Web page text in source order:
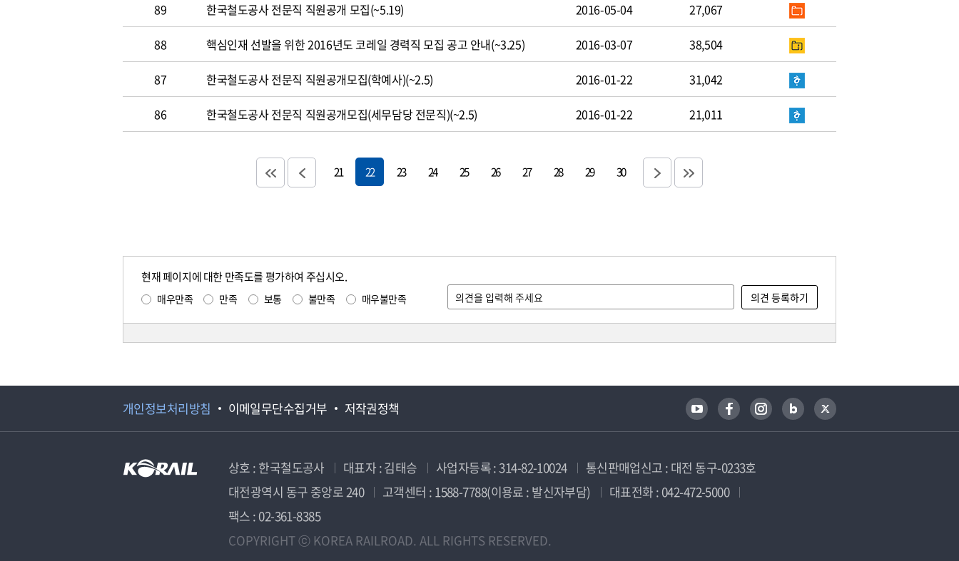
89 한국철도공사 전문직 직원공개 모집(~5.19) 2016-05-04 27,067
88 핵심인재 선발을 위한 2016년도 코레일 경력직 모집 공고 안내(~3.25) 2016-03-07 38,504
87 한국철도공사 전문직 직원공개모집(학예사)(~2.5) 2016-01-22 31,042
86 한국철도공사 전문직 직원공개모집(세무담당 전문직)(~2.5) 2016-01-22 21,011
21 22 23 24 25 26 27 28 29 30
현재 페이지에 대한 만족도를 평가하여 주십시오.
매우만족 만족 보통 불만족 매우불만족
개인정보처리방침 이메일무단수집거부 저작권정책
상호 : 한국철도공사 대표자 : 김태승 사업자등록 : 314-82-10024
통신판매업신고 : 대전 동구-0233호
대전광역시 동구 중앙로 240
고객센터 : 1588-7788(이용료 : 발신자부담)
대표전화 : 042-472-5000
팩스 : 02-361-8385
COPYRIGHT ⓒ KOREA RAILROAD. ALL RIGHTS RESERVED.